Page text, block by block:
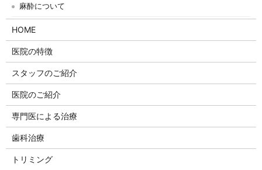
麻酔について
HOME
医院の特徴
スタッフのご紹介
医院のご紹介
専門医による治療
歯科治療
トリミング